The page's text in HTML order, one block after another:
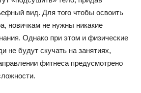
вид. Для того чтобы освоить
новичкам не нужны никакие
Однако при этом и физические
не будут скучать на занятиях,
фитнеса предусмотрено